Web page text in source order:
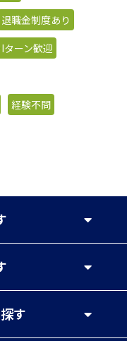
退職金制度あり
Iターン歓迎
経験不問
す